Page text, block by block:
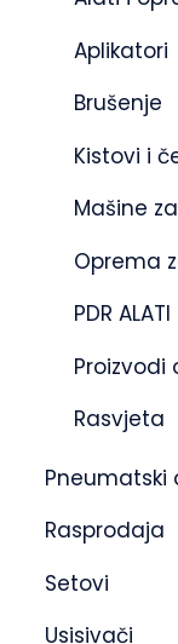
Aplikatori
Brušenje
Kistovi i
Mašine
Oprema
PDR ALATI
Proizvodi
Rasvjeta
Pneumatski
Rasprodaja
Setovi
Usisivači